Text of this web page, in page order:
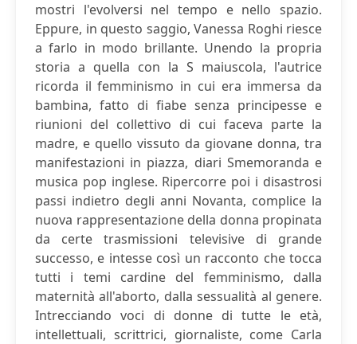
mostri l'evolversi nel tempo e nello spazio.
Eppure, in questo saggio, Vanessa Roghi riesce
a farlo in modo brillante. Unendo la propria
storia a quella con la S maiuscola, l'autrice
ricorda il femminismo in cui era immersa da
bambina, fatto di fiabe senza principesse e
riunioni del collettivo di cui faceva parte la
madre, e quello vissuto da giovane donna, tra
manifestazioni in piazza, diari Smemoranda e
musica pop inglese. Ripercorre poi i disastrosi
passi indietro degli anni Novanta, complice la
nuova rappresentazione della donna propinata
da certe trasmissioni televisive di grande
successo, e intesse così un racconto che tocca
tutti i temi cardine del femminismo, dalla
maternità all'aborto, dalla sessualità al genere.
Intrecciando voci di donne di tutte le età,
intellettuali, scrittrici, giornaliste, come Carla